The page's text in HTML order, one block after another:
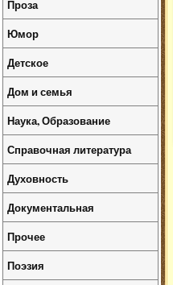
Проза
Юмор
Детское
Дом и семья
Наука, Образование
Справочная литература
Духовность
Документальная
Прочее
Поэзия